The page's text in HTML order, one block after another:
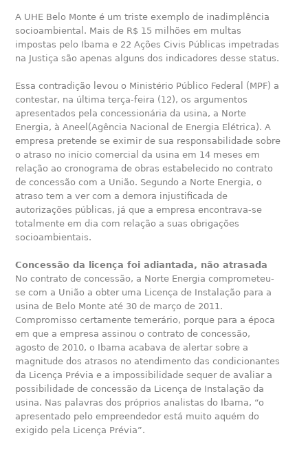
A UHE Belo Monte é um triste exemplo de inadimplência
socioambiental. Mais de R$ 15 milhões em multas
impostas pelo Ibama e 22 Ações Civis Públicas impetradas
na Justiça são apenas alguns dos indicadores desse status.
Essa contradição levou o Ministério Público Federal (MPF) a
contestar, na última terça-feira (12), os argumentos
apresentados pela concessionária da usina, a Norte
Energia, à Aneel(Agência Nacional de Energia Elétrica). A
empresa pretende se eximir de sua responsabilidade sobre
o atraso no início comercial da usina em 14 meses em
relação ao cronograma de obras estabelecido no contrato
de concessão com a União. Segundo a Norte Energia, o
atraso tem a ver com a demora injustificada de
autorizações públicas, já que a empresa encontrava-se
totalmente em dia com relação a suas obrigações
socioambientais.
Concessão da licença foi adiantada, não atrasada
No contrato de concessão, a Norte Energia comprometeu-
se com a União a obter uma Licença de Instalação para a
usina de Belo Monte até 30 de março de 2011.
Compromisso certamente temerário, porque para a época
em que a empresa assinou o contrato de concessão,
agosto de 2010, o Ibama acabava de alertar sobre a
magnitude dos atrasos no atendimento das condicionantes
da Licença Prévia e a impossibilidade sequer de avaliar a
possibilidade de concessão da Licença de Instalação da
usina. Nas palavras dos próprios analistas do Ibama, “o
apresentado pelo empreendedor está muito aquém do
exigido pela Licença Prévia”.